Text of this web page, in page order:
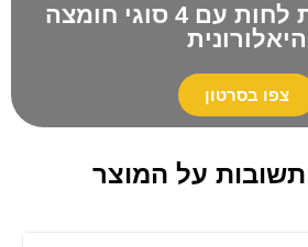
סרום להגברת לחות עם 4 סוגי חומצה
היאלורונית
צפו בסרטון
על המוצר